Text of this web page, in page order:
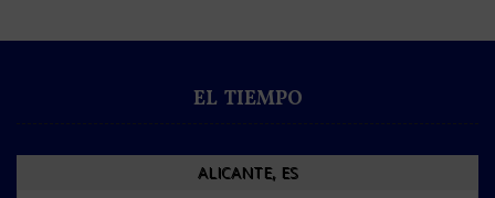
EL TIEMPO
ALICANTE, ES